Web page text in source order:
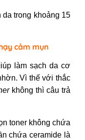
trong khoảng 15
cảm mụn
làm sạch da cơ
Vì thế với thắc
không thì câu trả
toner không chứa
chứa ceramide là